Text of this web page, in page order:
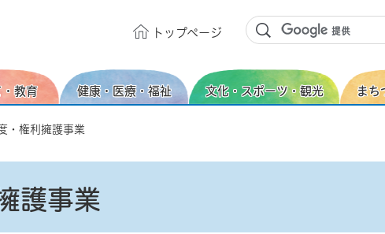
トップページ
教育 健康・医療・福祉 文化・スポーツ・観光 まち
・権利擁護事業
護事業